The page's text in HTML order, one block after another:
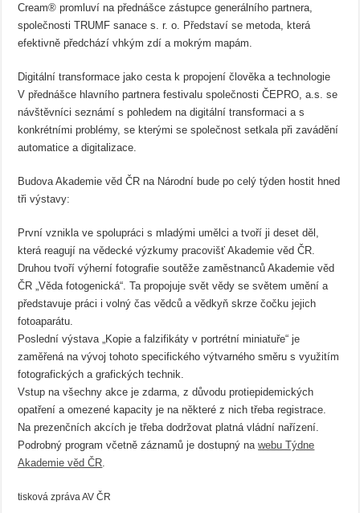
Cream® promluví na přednášce zástupce generálního partnera,
společnosti TRUMF sanace s. r. o. Představí se metoda, která
efektivně předchází vhkým zdí a mokrým mapám.
Digitální transformace jako cesta k propojení člověka a technologie
V přednášce hlavního partnera festivalu společnosti ČEPRO, a.s. se
návštěvníci seznámí s pohledem na digitální transformaci a s
konkrétními problémy, se kterými se společnost setkala při zavádění
automatice a digitalizace.
Budova Akademie věd ČR na Národní bude po celý týden hostit hned
tři výstavy:
První vznikla ve spolupráci s mladými umělci a tvoří ji deset děl,
která reagují na vědecké výzkumy pracovišť Akademie věd ČR.
Druhou tvoří výherní fotografie soutěže zaměstnanců Akademie věd
ČR „Věda fotogenická“. Ta propojuje svět vědy se světem umění a
představuje práci i volný čas vědců a vědkyň skrze čočku jejich
fotoaparátu.
Poslední výstava „Kopie a falzifikáty v portrétní miniatuře“ je
zaměřená na vývoj tohoto specifického výtvarného směru s využitím
fotografických a grafických technik.
Vstup na všechny akce je zdarma, z důvodu protiepidemických
opatření a omezené kapacity je na některé z nich třeba registrace.
Na prezenčních akcích je třeba dodržovat platná vládní nařízení.
Podrobný program včetně záznamů je dostupný nawebu Týdne
Akademie věd ČR
tisková zpráva AV ČR